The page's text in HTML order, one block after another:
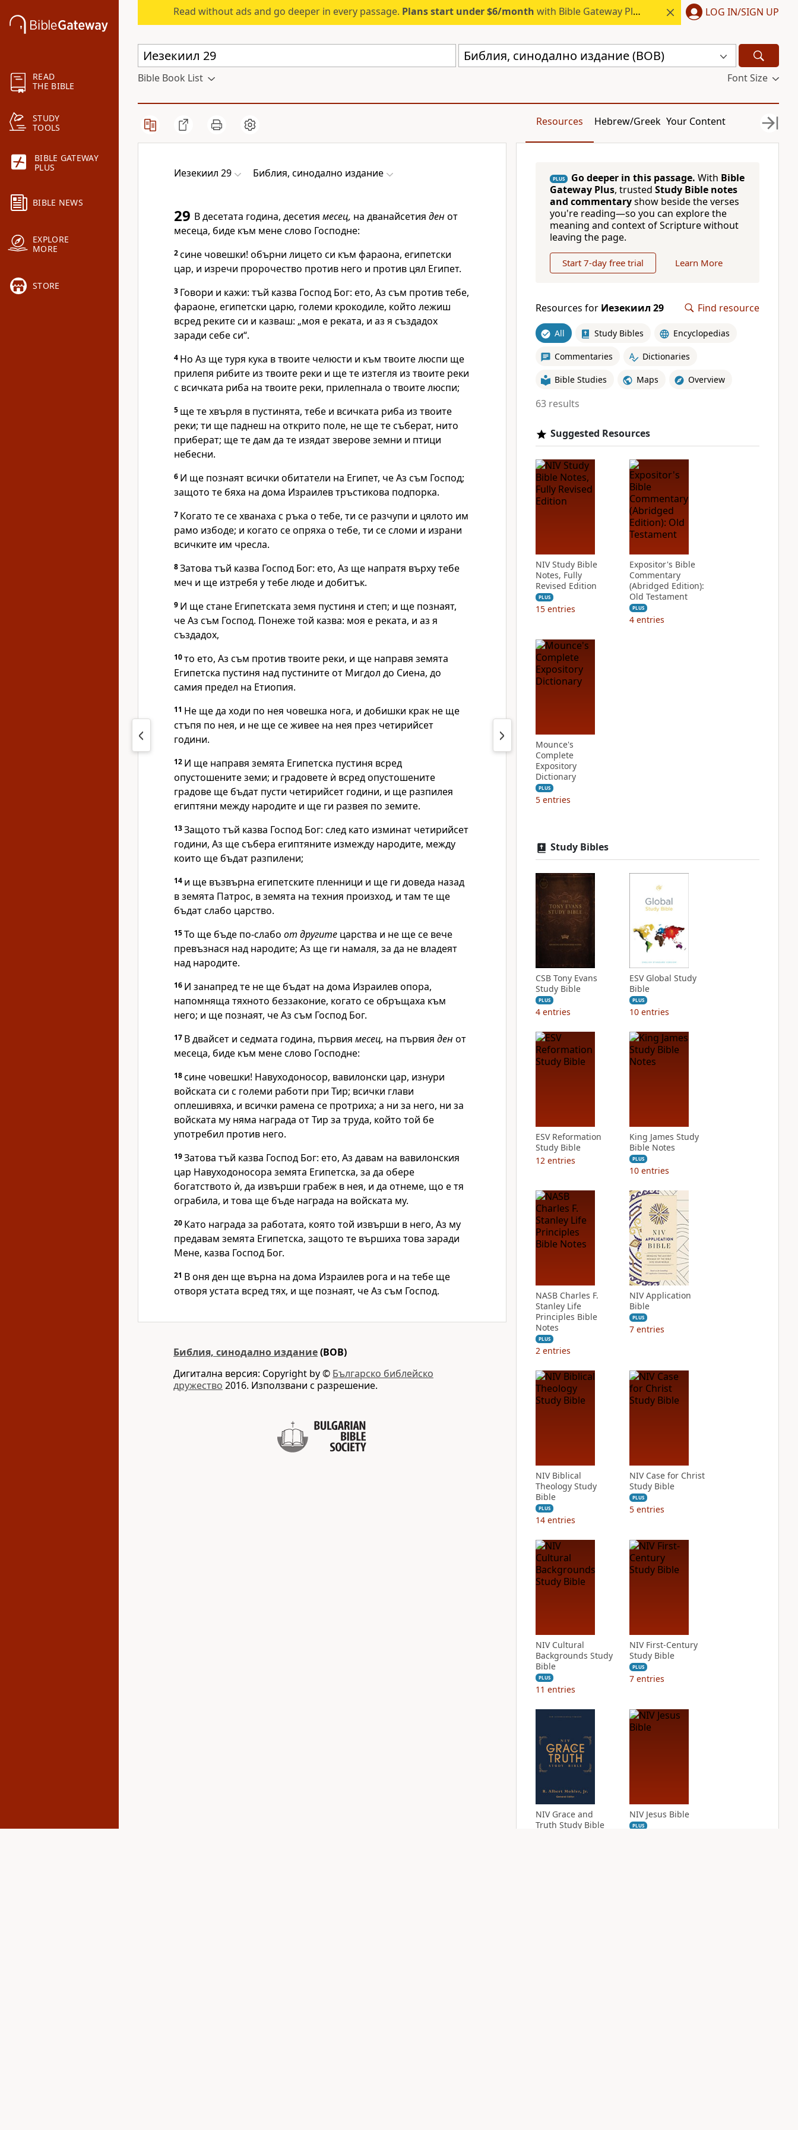
READ
THE BIBLE
STUDY
TOOLS
BIBLE GATEWAY
PLUS
BIBLE NEWS
EXPLORE
MORE
STORE
Read without ads and go deeper in every passage. Plans start under $6/month with Bible Gateway Plus. LOG IN/SIGN UP
Библия, синодално издание (BOB)
Bible Book List Font Size
Resources Hebrew/Greek Your Content
Иезекиил 29 Библия, синодално издание
29 В десетата година, десетия месец, на дванайсетия ден от
месеца, биде към мене слово Господне:
2сине човешки! обърни лицето си към фараона, египетски
цар, и изречи пророчество против него и против цял Египет.
3 Говори и кажи: тъй казва Господ Бог: ето, Аз съм против тебе,
фараоне, египетски царю, големи крокодиле, който лежиш
всред реките си и казваш: „моя е реката, и аз я създадох
заради себе си“.
4 Но Аз ще туря кука в твоите челюсти и към твоите люспи ще
прилепя рибите из твоите реки и ще те изтегля из твоите реки
с всичката риба на твоите реки, прилепнала о твоите люспи;
5 ще те хвърля в пустинята, тебе и всичката риба из твоите
реки; ти ще паднеш на открито поле, не ще те съберат, нито
приберат; ще те дам да те изядат зверове земни и птици
небесни.
6 И ще познаят всички обитатели на Египет, че Аз съм Господ;
защото те бяха на дома Израилев тръстикова подпорка.
7 Когато те се хванаха с ръка о тебе, ти се разчупи и цялото им
рамо избоде; и когато се опряха о тебе, ти се сломи и израни
всичките им чресла.
8Затова тъй казва Господ Бог: ето, Аз ще напратя върху тебе
меч и ще изтребя у тебе люде и добитък.
9 И ще стане Египетската земя пустиня и степ; и ще познаят,
че Аз съм Господ. Понеже той казва: моя е реката, и аз я
създадох,
10то ето, Аз съм против твоите реки, и ще направя земята
Египетска пустиня над пустините от Мигдол до Сиена, до
самия предел на Етиопия.
11 Не ще да ходи по нея човешка нога, и добишки крак не ще
стъпя по нея, и не ще се живее на нея през четирийсет
години.
12 И ще направя земята Египетска пустиня всред
опустошените земи; и градовете ѝ всред опустошените
градове ще бъдат пусти четирийсет години, и ще разпилея
египтяни между народите и ще ги развея по земите.
13Защото тъй казва Господ Бог: след като изминат четирийсет
години, Аз ще събера египтяните измежду народите, между
които ще бъдат разпилени;
14 и ще възвърна египетските пленници и ще ги доведа назад
в земята Патрос, в земята на техния произход, и там те ще
бъдат слабо царство.
15То ще бъде по-слабо от другите царства и не ще се вече
превъзнася над народите; Аз ще ги намаля, за да не владеят
над народите.
16 И занапред те не ще бъдат на дома Израилев опора,
напомняща тяхното беззаконие, когато се обръщаха към
него; и ще познаят, че Аз съм Господ Бог.
17 В двайсет и седмата година, първия месец, на първия ден от
месеца, биде към мене слово Господне:
18сине човешки! Навуходоносор, вавилонски цар, изнури
войската си с големи работи при Тир; всички глави
оплешивяха, и всички рамена се протриха; а ни за него, ни за
войската му няма награда от Тир за труда, който той бе
употребил против него.
19Затова тъй казва Господ Бог: ето, Аз давам на вавилонския
цар Навуходоносора земята Египетска, за да обере
богатството ѝ, да извърши грабеж в нея, и да отнеме, що е тя
ограбила, и това ще бъде награда на войската му.
20 Като награда за работата, която той извърши в него, Аз му
предавам земята Египетска, защото те вършиха това заради
Мене, казва Господ Бог.
21 В оня ден ще върна на дома Израилев рога и на тебе ще
отворя устата всред тях, и ще познаят, че Аз съм Господ.
Библия, синодално издание(BOB)
Дигитална версия: Copyright by © Българско библейско
дружество 2016. Използвани с разрешение.
PLUS Go deeper in this passage. With Bible
Gateway Plus, trusted Study Bible notes
and commentaryshow beside the verses
you're reading—so you can explore the
meaning and context of Scripture without
leaving the page.
Start 7-day free trial Learn More
Resources for Иезекиил 29 Find resource
All Study Bibles Encyclopedias
Commentaries Dictionaries
Bible Studies Maps Overview
63 results
Suggested Resources
NIV Study Bible
Notes, Fully
Revised Edition
PLUS
15 entries
Expositor's Bible
Commentary
(Abridged Edition):
Old Testament
PLUS
4 entries
Mounce's
Complete
Expository
Dictionary
PLUS
5 entries
Study Bibles
CSB Tony Evans
Study Bible
PLUS
4 entries
ESV Global Study
Bible
PLUS
10 entries
ESV Reformation
Study Bible
12 entries
King James Study
Bible Notes
PLUS
10 entries
NASB Charles F.
Stanley Life
Principles Bible
Notes
PLUS
2 entries
NIV Application
Bible
PLUS
7 entries
NIV Biblical
Theology Study
Bible
PLUS
14 entries
NIV Case for Christ
Study Bible
PLUS
5 entries
NIV Cultural
Backgrounds Study
Bible
PLUS
11 entries
NIV First-Century
Study Bible
PLUS
7 entries
NIV Grace and
Truth Study Bible
NIV Jesus Bible
PLUS